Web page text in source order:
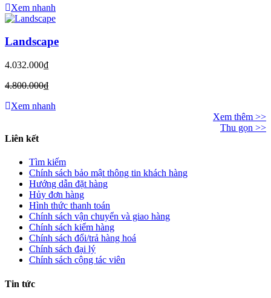
Xem nhanh
Landscape
4.032.000₫
4.800.000₫
Xem nhanh
Xem thêm >>
Thu gọn >>
Liên kết
Tìm kiếm
Chính sách bảo mật thông tin khách hàng
Hướng dẫn đặt hàng
Hủy đơn hàng
Hình thức thanh toán
Chính sách vận chuyển và giao hàng
Chính sách kiểm hàng
Chính sách đổi/trả hàng hoá
Chính sách đại lý
Chính sách cộng tác viên
Tin tức